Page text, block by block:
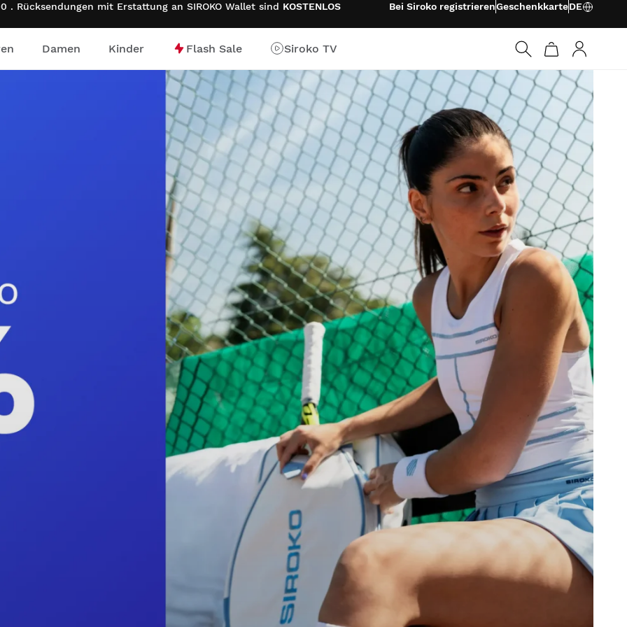
. Rücksendungen mit Erstattung an SIROKO Wallet sind KOSTENLOS Bei Siroko registrierenGeschenkkarteDE
Damen Kinder Flash Sale
Siroko TV